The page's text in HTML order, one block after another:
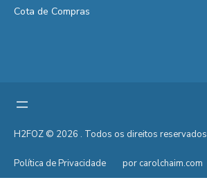
Cota de Compras
H2FOZ © 2026 . Todos os direitos reservados
Política de Privacidade por carolchaim.com